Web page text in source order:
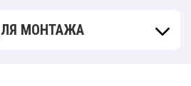
МОНТАЖА